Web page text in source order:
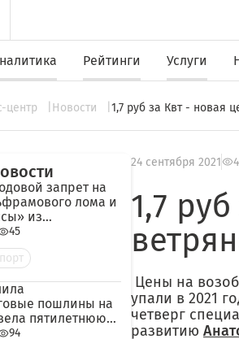
Рейтинги Услуги
центр Новости 1,7 руб за Квт - новая
запрет на
лома и
из
45
пошлины на
пятилетнюю
кокса из
94
24 сентября 2021
1,7
Цены на
упали в 2021
четверг
развитию